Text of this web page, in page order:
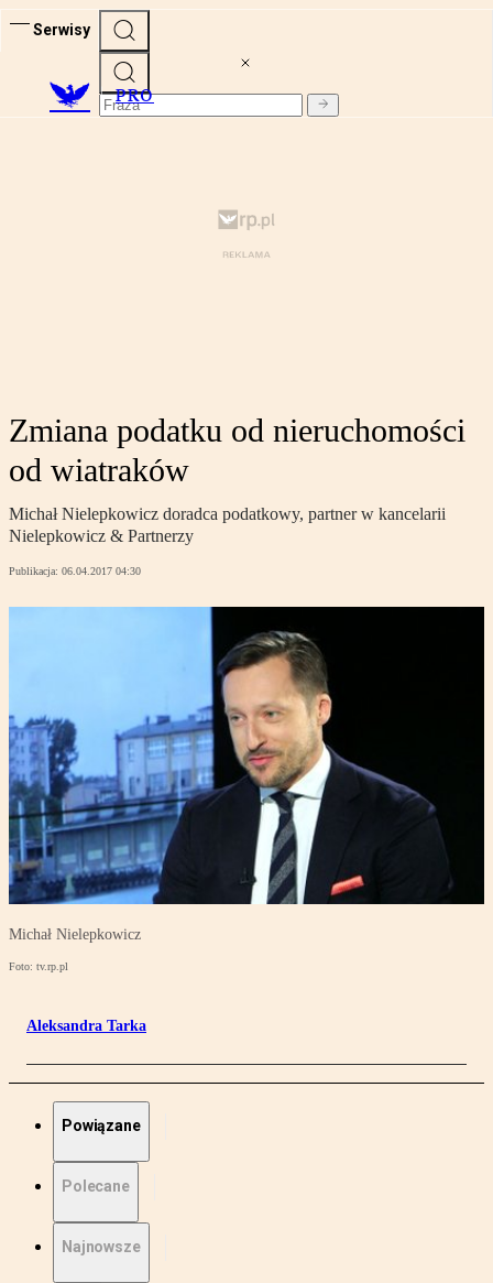
Serwisy
PRO
Zmiana podatku od nieruchomości
od wiatraków
Michał Nielepkowicz doradca podatkowy, partner w kancelarii
Nielepkowicz & Partnerzy
Publikacja: 06.04.2017 04:30
Michał Nielepkowicz
Foto: tv.rp.pl
Aleksandra Tarka
Powiązane
Polecane
Najnowsze